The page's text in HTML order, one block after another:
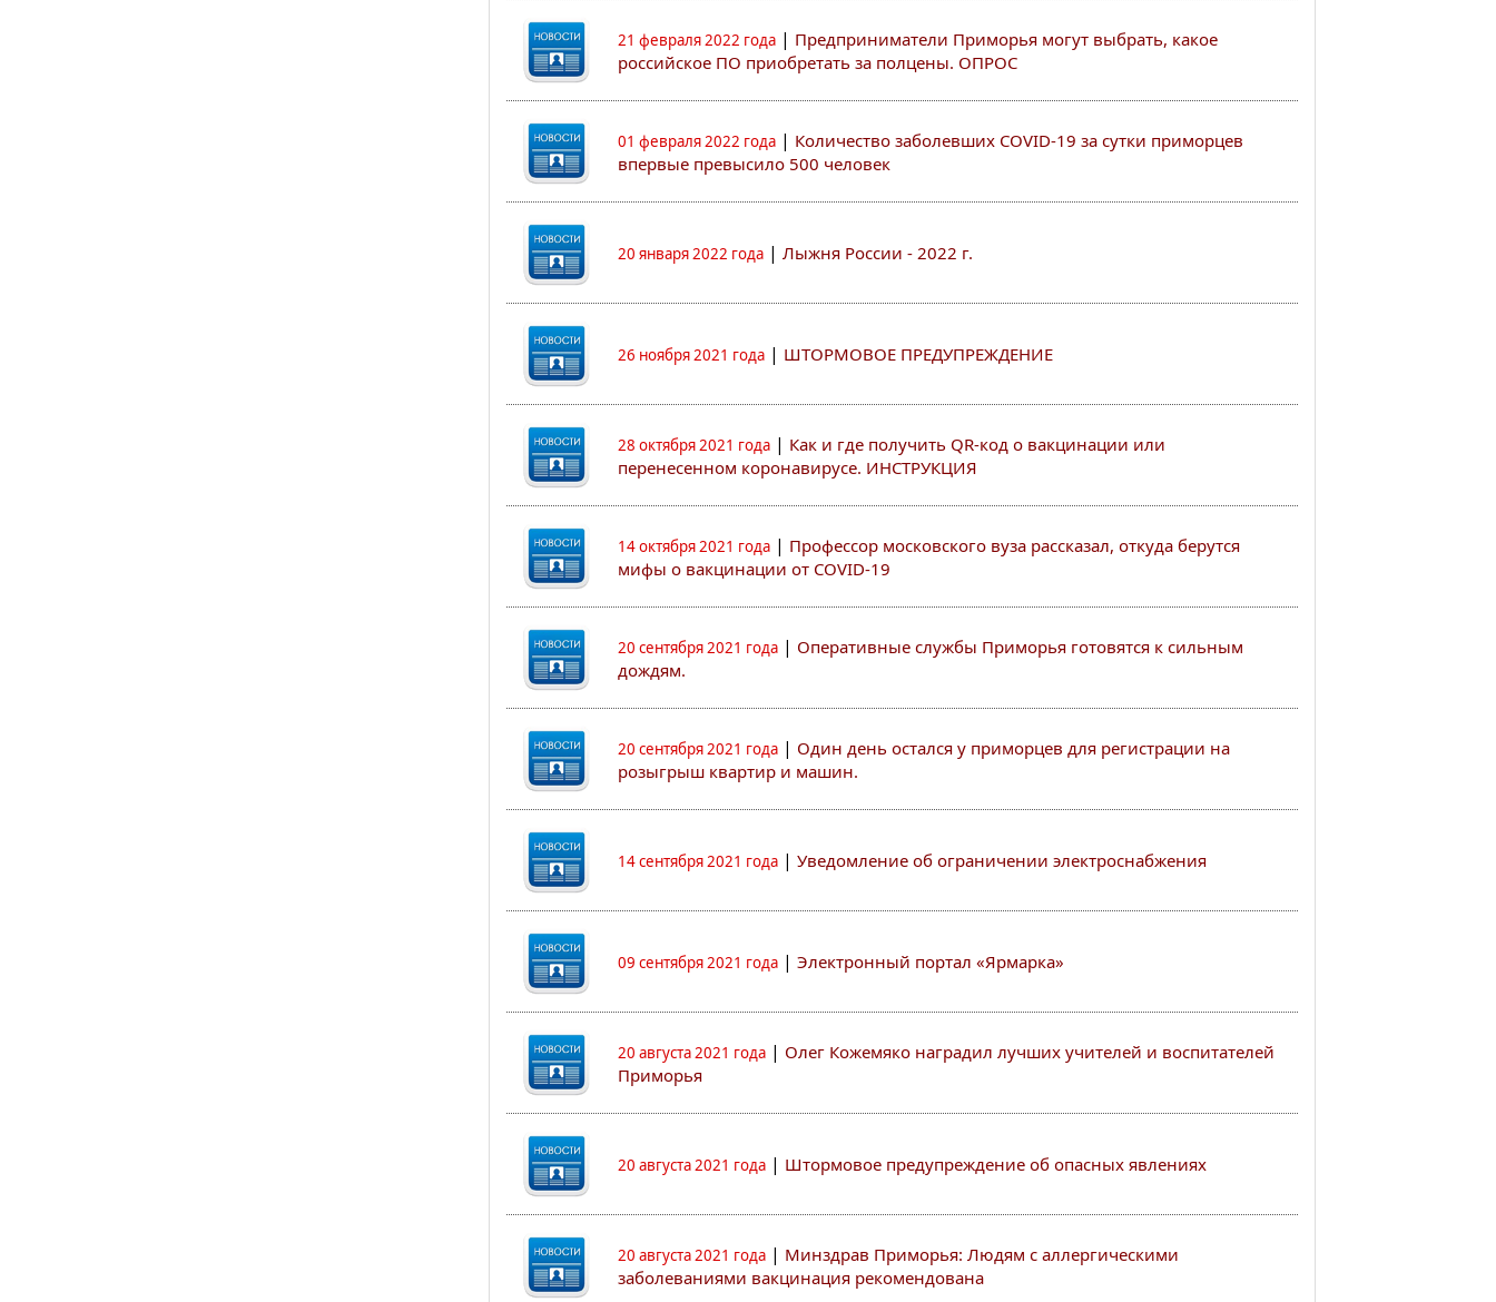
21 февраля 2022 года | Предприниматели Приморья могут выбрать, какое
российское ПО приобретать за полцены. ОПРОС
01 февраля 2022 года | Количество заболевших COVID-19 за сутки приморцев
впервые превысило 500 человек
20 января 2022 года | Лыжня России - 2022 г.
26 ноября 2021 года | ШТОРМОВОЕ ПРЕДУПРЕЖДЕНИЕ
28 октября 2021 года | Как и где получить QR-код о вакцинации или
перенесенном коронавирусе. ИНСТРУКЦИЯ
14 октября 2021 года | Профессор московского вуза рассказал, откуда берутся
мифы о вакцинации от COVID-19
20 сентября 2021 года | Оперативные службы Приморья готовятся к сильным
дождям.
20 сентября 2021 года | Один день остался у приморцев для регистрации на
розыгрыш квартир и машин.
14 сентября 2021 года | Уведомление об ограничении электроснабжения
09 сентября 2021 года | Электронный портал «Ярмарка»
20 августа 2021 года | Олег Кожемяко наградил лучших учителей и воспитателей
Приморья
20 августа 2021 года | Штормовое предупреждение об опасных явлениях
20 августа 2021 года | Минздрав Приморья: Людям с аллергическими
заболеваниями вакцинация рекомендована